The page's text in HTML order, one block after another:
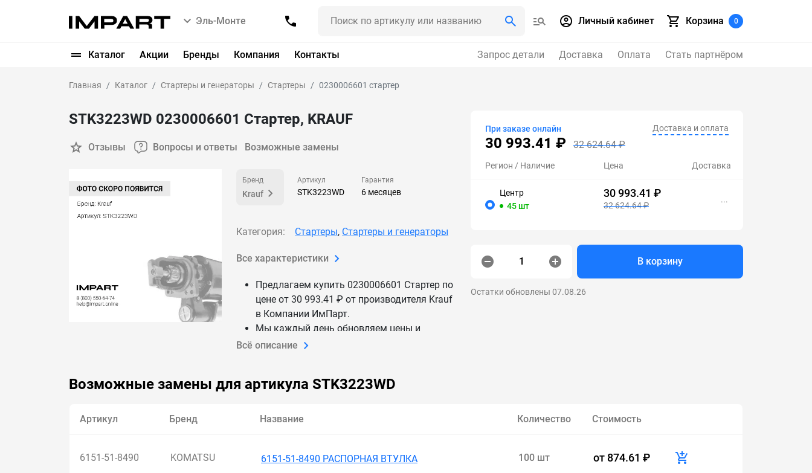
Эль-Монте Личный кабинет Корзина 0
Каталог Акции Бренды Компания Контакты Запрос детали Доставка Оплата Стать партнёром
Главная Каталог Стартеры и генераторы Стартеры 0230006601 стартер
STK3223WD 0230006601 Стартер, KRAUF
Отзывы Вопросы и ответы Возможные замены
Бренд
Krauf
Артикул
STK3223WD
Гарантия
6 месяцев
Категория: Стартеры, Стартеры и генераторы
Все характеристики
Предлагаем купить 0230006601 Стартер по
цене от 30 993.41 ₽ от производителя Krauf
в Компании ИмПарт.
Мы каждый день обновляем цены и
наличие — данные актуальны.
Всё описание
При заказе онлайн
30 993.41 ₽ 32 624.64 ₽
Доставка и оплата
Регион / Наличие Цена Доставка
Центр
45 шт
30 993.41 ₽
32 624.64 ₽
...
В корзину
Остатки обновлены 07.08.26
Возможные замены для артикула STK3223WD
Артикул Бренд Название Количество Стоимость
6151-51-8490 KOMATSU 6151-51-8490 РАСПОРНАЯ ВТУЛКА 100 шт от 874.61 ₽